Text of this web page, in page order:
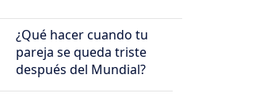
¿Qué hacer cuando tu
pareja se queda triste
después del Mundial?